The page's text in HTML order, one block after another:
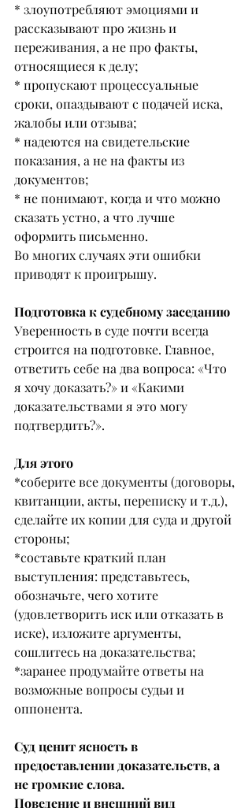
* злоупотребляют эмоциями и
рассказывают про жизнь и
переживания, а не про факты,
относящиеся к делу;
* пропускают процессуальные
сроки, опаздывают с подачей иска,
жалобы или отзыва;
* надеются на свидетельские
показания, а не на факты из
документов;
* не понимают, когда и что можно
сказать устно, а что лучше
оформить письменно.
Во многих случаях эти ошибки
приводят к проигрышу.
Подготовка к судебному заседанию
Уверенность в суде почти всегда
строится на подготовке. Главное,
ответить себе на два вопроса: «Что
я хочу доказать?» и «Какими
доказательствами я это могу
подтвердить?».
Для этого
*соберите все документы (договоры,
квитанции, акты, переписку и т.д.),
сделайте их копии для суда и другой
стороны;
*составьте краткий план
выступления: представьтесь,
обозначьте, чего хотите
(удовлетворить иск или отказать в
иске), изложите аргументы,
сошлитесь на доказательства;
*заранее продумайте ответы на
возможные вопросы судьи и
оппонента.
Суд ценит ясность в
предоставлении доказательств, а
не громкие слова.
Поведение и внешний вид